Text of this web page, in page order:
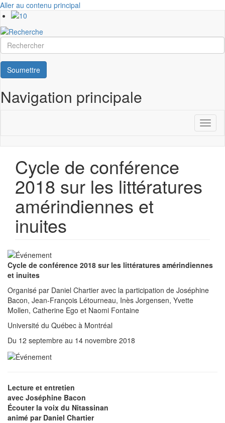
Aller au contenu principal
Rechercher
Soumettre
Navigation principale
Cycle de conférence
2018 sur les littératures
amérindiennes et
inuites
Cycle de conférence 2018 sur les littératures amérindiennes
et inuites
Organisé par Daniel Chartier avec la participation de Joséphine
Bacon, Jean-François Létourneau, Inès Jorgensen, Yvette
Mollen, Catherine Ego et Naomi Fontaine
Université du Québec à Montréal
Du 12 septembre au 14 novembre 2018
Lecture et entretien
avec Joséphine Bacon
Écouter la voix du Nitassinan
animé par Daniel Chartier